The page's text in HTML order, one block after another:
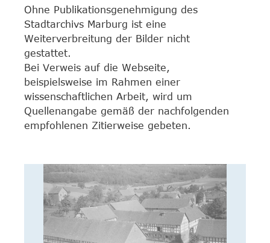
Ohne Publikationsgenehmigung des
Stadtarchivs Marburg ist eine
Weiterverbreitung der Bilder nicht
gestattet.
Bei Verweis auf die Webseite,
beispielsweise im Rahmen einer
wissenschaftlichen Arbeit, wird um
Quellenangabe gemäß der nachfolgenden
empfohlenen Zitierweise gebeten.